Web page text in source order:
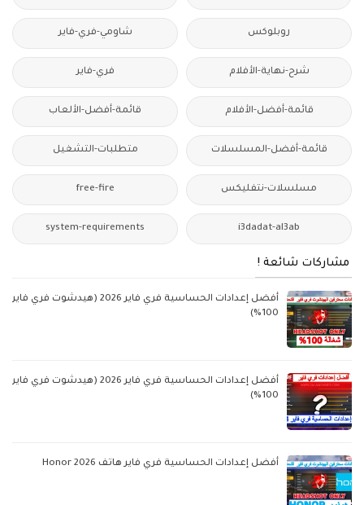
روبلوكس شاومي-فري-فاير
شرح-نهاية-الأفلام فري-فاير
قائمة-أفضل-الأفلام قائمة-أفضل-الألعاب
قائمة-أفضل-المسلسلات متطلبات-التشغيل
مسلسلات-نتفليكس free-fire
i3dadat-al3ab
system-requirements
مشاركات شائعة !
أفضل إعدادات الحساسية فري فاير 2026 (هيدشوت فري فاير
100%)
أفضل إعدادات الحساسية فري فاير 2026 (هيدشوت فري فاير
100%)
أفضل إعدادات الحساسية فري فاير هاتف Honor 2026